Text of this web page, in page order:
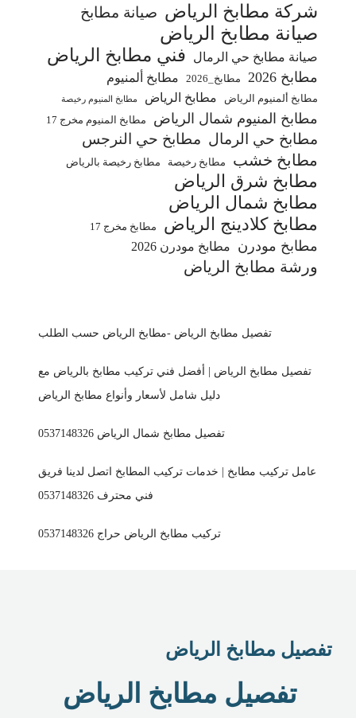
شركة مطابخ الرياض صيانة مطابخ
صيانة مطابخ الرياض
صيانة مطابخ حي الرمال فني مطابخ الرياض
مطابخ 2026 مطابخ_2026 مطابخ ألمنيوم
مطابخ ألمنيوم الرياض مطابخ الرياض مطابخ المنيوم رخيصة
مطابخ المنيوم شمال الرياض مطابخ المنيوم مخرج 17
مطابخ حي الرمال مطابخ حي النرجس
مطابخ خشب مطابخ رخيصة مطابخ رخيصة بالرياض
مطابخ شرق الرياض
مطابخ شمال الرياض
مطابخ كلادينج الرياض
مطابخ مخرج 17
مطابخ مودرن مطابخ مودرن 2026
ورشة مطابخ الرياض
تفصيل مطابخ الرياض -مطابخ الرياض حسب الطلب
تفصيل مطابخ الرياض | أفضل فني تركيب مطابخ بالرياض مع
دليل شامل لأسعار وأنواع مطابخ الرياض
تفصيل مطابخ شمال الرياض 0537148326
عامل تركيب مطابخ | خدمات تركيب المطابخ اتصل لدينا فريق
فني محترف 0537148326
تركيب مطابخ الرياض حراج 0537148326
تفصيل مطابخ الرياض
تفصيل مطابخ الرياض